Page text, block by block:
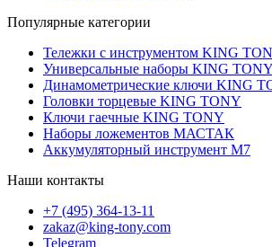
Популярные категории
Тележки с инструментом KING
Универсальные наборы KING TONY
Динамометрические ключи KING
Головки торцевые KING TONY
Ключи гаечные KING TONY
Наборы ложементов МАСТАК
Аккумуляторный инструмент M7
Наши контакты
+7 (495) 364-13-11
zakaz@king-tony.com
Telegram